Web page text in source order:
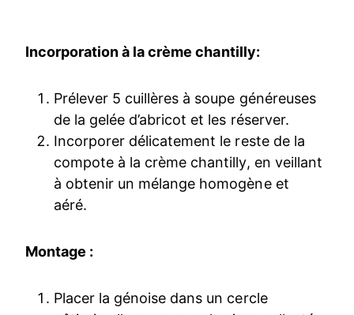
Incorporation à la crème chantilly:
Prélever 5 cuillères à soupe généreuses
de la gelée d’abricot et les réserver.
Incorporer délicatement le reste de la
compote à la crème chantilly, en veillant
à obtenir un mélange homogène et
aéré.
Montage :
Placer la génoise dans un cercle